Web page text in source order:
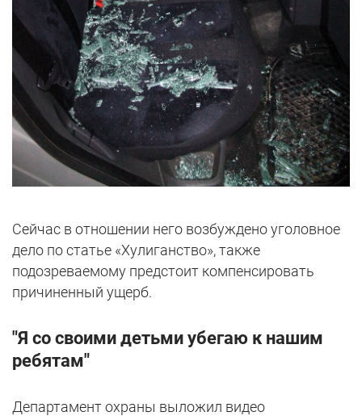
Сейчас в отношении него возбуждено уголовное
дело по статье «Хулиганство», также
подозреваемому предстоит компенсировать
причиненный ущерб.
"Я со своими детьми убегаю к нашим
ребятам"
Департамент охраны выложил видео